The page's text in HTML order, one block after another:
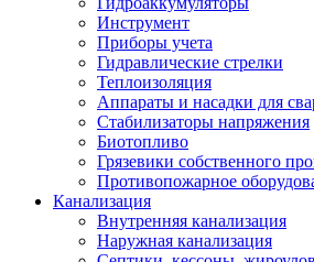
Инструмент
Приборы учета
Гидравлические стрелки
Теплоизоляция
Аппараты и насадки для
Стабилизаторы напряжения
Биотопливо
Грязевики собственного
Противопожарное
Канализация
Внутренняя канализация
Наружная канализация